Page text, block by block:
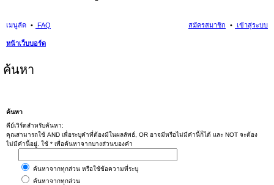
เมนูลัด FAQ เข้าสู่ระบบ
สมัครสมาชิก
หน้าเว็บบอร์ด
ค้นหา
ค้นหา
คีย์เวิร์ดสำหรับค้นหา:
คุณสามารถใช้ AND เพื่อระบุคำที่ต้องมีในผลลัพธ์, OR อาจมีหรือไม่มีคำนี้ก็ได้ และ NOT จะต้อง
ไม่มีคำนี้อยู่. ใช้ * เพื่อค้นหาจากบางส่วนของคำ
ค้นหาจากทุกส่วน หรือใช้ข้อความที่ระบุ
ค้นหาจากทุกส่วน